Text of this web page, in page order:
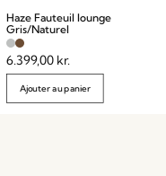
Haze Fauteuil lounge
Gris/Naturel
6.399,00 kr.
Ajouter au panier